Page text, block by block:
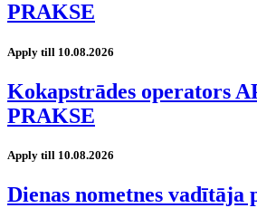
PRAKSE
Apply till 10.08.2026
Kokapstrādes operators
PRAKSE
Apply till 10.08.2026
Dienas nometnes vadītāja